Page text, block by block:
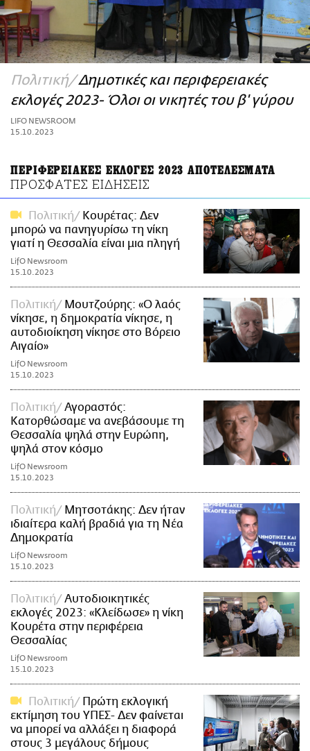
ΑΜΠΑ
PRINT
Πολιτική Δημοτικές και περιφερειακές
εκλογές 2023- Όλοι οι νικητές του β' γύρου
LIFO NEWSROOM
15.10.2023
ΠΕΡΙΦΕΡΕΙΑΚΕΣ ΕΚΛΟΓΕΣ 2023 ΑΠΟΤΕΛΕΣΜΑΤΑ
ΠΡΟΣΦΑΤΕΣ ΕΙΔΗΣΕΙΣ
Πολιτική
Κουρέτας: Δεν
μπορώ να πανηγυρίσω τη νίκη
γιατί η Θεσσαλία είναι μια πληγή
LifO Newsroom
15.10.2023
Πολιτική
Μουτζούρης: «Ο λαός
νίκησε, η δημοκρατία νίκησε, η
αυτοδιοίκηση νίκησε στο Βόρειο
Αιγαίο»
LifO Newsroom
15.10.2023
Πολιτική
Αγοραστός:
Κατορθώσαμε να ανεβάσουμε τη
Θεσσαλία ψηλά στην Ευρώπη,
ψηλά στον κόσμο
LifO Newsroom
15.10.2023
Πολιτική
Μητσοτάκης: Δεν ήταν
ιδιαίτερα καλή βραδιά για τη Νέα
Δημοκρατία
LifO Newsroom
15.10.2023
Πολιτική
Αυτοδιοικητικές
εκλογές 2023: «Κλείδωσε» η νίκη
Κουρέτα στην περιφέρεια
Θεσσαλίας
LifO Newsroom
15.10.2023
Πολιτική
Πρώτη εκλογική
εκτίμηση του ΥΠΕΣ- Δεν φαίνεται
να μπορεί να αλλάξει η διαφορά
στους 3 μεγάλους δήμους